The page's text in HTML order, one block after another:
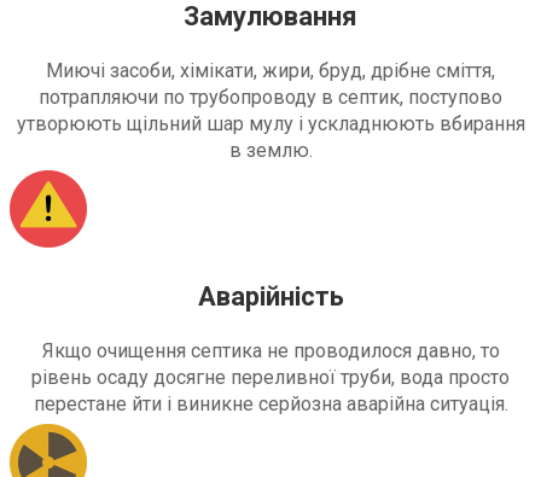
Замулювання
Миючі засоби, хімікати, жири, бруд, дрібне сміття,
потрапляючи по трубопроводу в септик, поступово
утворюють щільний шар мулу і ускладнюють вбирання
в землю.
Аварійність
Якщо очищення септика не проводилося давно, то
рівень осаду досягне переливної труби, вода просто
перестане йти і виникне серйозна аварійна ситуація.